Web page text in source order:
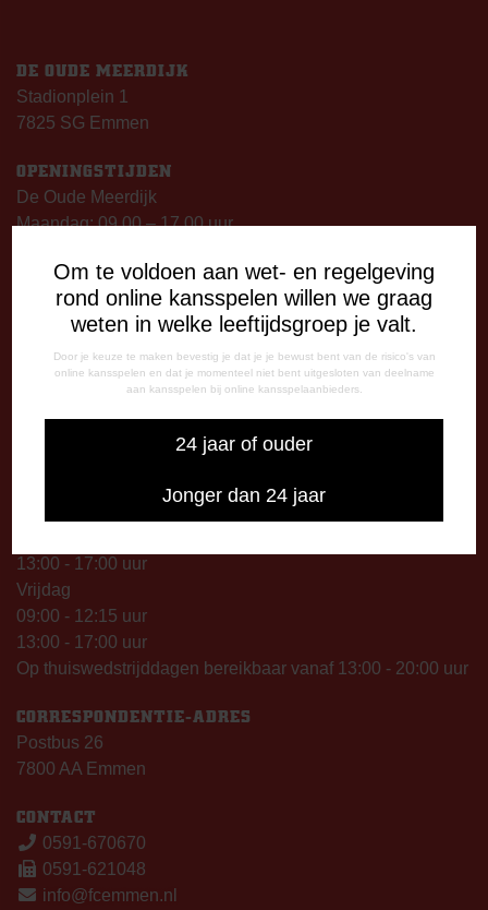
Om te voldoen aan wet- en regelgeving
rond online kansspelen willen we graag
weten in welke leeftijdsgroep je valt.
Door je keuze te maken bevestig je dat je je bewust bent van de risico's van
online kansspelen en dat je momenteel niet bent uitgesloten van deelname
aan kansspelen bij online kansspelaanbieders.
24 jaar of ouder
Jonger dan 24 jaar
DE OUDE MEERDIJK
Stadionplein 1
7825 SG Emmen
OPENINGSTIJDEN
De Oude Meerdijk
Maandag: 09.00 – 17.00 uur
09.00 – 12.15 uur
13.00 – 17.00 uur
Op thuiswedstrijddagen geopend vanaf 13.00 uur (i.p.v.
09.00 uur).
Telefonisch bereikbaar op:
13:00 - 17:00 uur
Vrijdag
09:00 - 12:15 uur
13:00 - 17:00 uur
Op thuiswedstrijddagen bereikbaar vanaf 13:00 - 20:00 uur
CORRESPONDENTIE-ADRES
Postbus 26
7800 AA Emmen
CONTACT
0591-670670
0591-621048
info@fcemmen.nl